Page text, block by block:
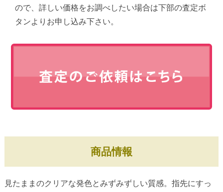
ので、詳しい価格をお調べしたい場合は下部の査定ボ
タンよりお申し込み下さい。
商品情報
見たままのクリアな発色とみずみずしい質感。指先にすっ